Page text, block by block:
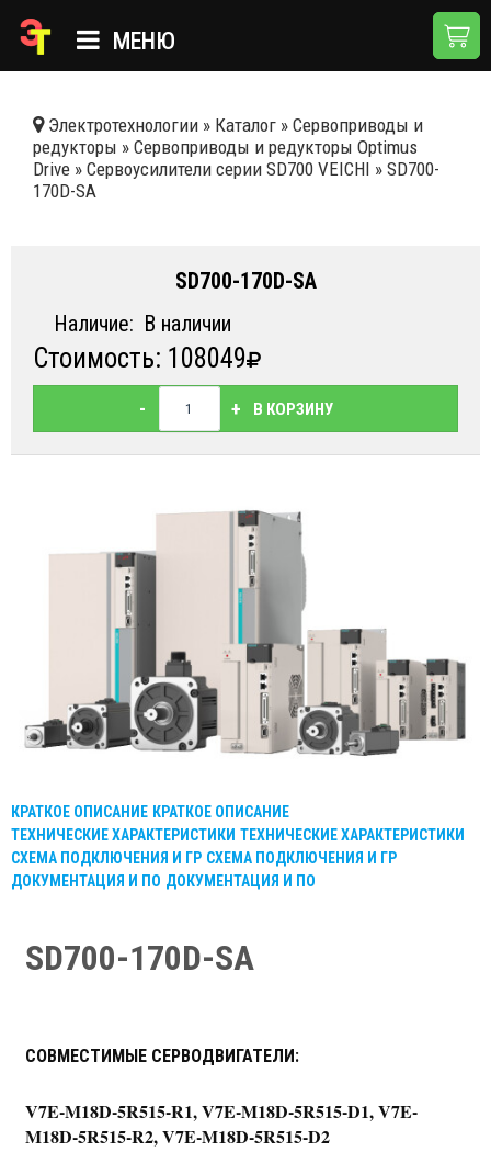
МЕНЮ
КАТАЛОГ
О КОМПАНИИ
ДОСТАВКА И ОПЛАТА
КОНТАКТЫ
Электротехнологии » Каталог » Сервоприводы и
редукторы » Сервоприводы и редукторы Optimus
Drive » Сервоусилители серии SD700 VEICHI » SD700-
170D-SA
SD700-170D-SA
Наличие: В наличии
Стоимость: 108049
- + В КОРЗИНУ
КРАТКОЕ ОПИСАНИЕ КРАТКОЕ ОПИСАНИЕ
ТЕХНИЧЕСКИЕ ХАРАКТЕРИСТИКИ ТЕХНИЧЕСКИЕ ХАРАКТЕРИСТИКИ
СХЕМА ПОДКЛЮЧЕНИЯ И ГР СХЕМА ПОДКЛЮЧЕНИЯ И ГР
ДОКУМЕНТАЦИЯ И ПО ДОКУМЕНТАЦИЯ И ПО
SD700-170D-SA
СОВМЕСТИМЫЕ СЕРВОДВИГАТЕЛИ:
V7E-M18D-5R515-R1, V7E-M18D-5R515-D1, V7E-
M18D-5R515-R2, V7E-M18D-5R515-D2